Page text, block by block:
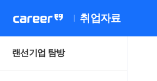
취업자료
랜선기업 탐방